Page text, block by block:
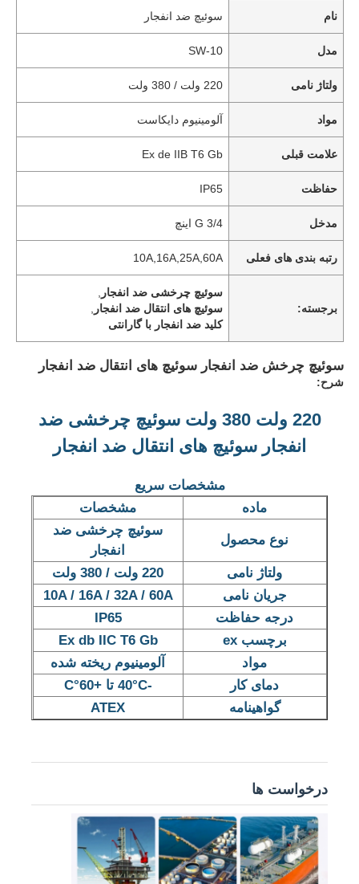
محصولات
دربارهی ما
نام سوئیچ ضد انفجار
مدل SW-10
ولتاژ نامی 220 ولت / 380 ولت
مواد آلومینیوم دایکاست
علامت قبلی Ex de IIB T6 Gb
حفاظت IP65
مدخل G 3/4 اینچ
رتبه بندی های فعلی 10A,16A,25A,60A
برجسته:
سوئیچ چرخشی ضد انفجار
سوئیچ های انتقال ضد انفجار
کلید ضد انفجار با گارانتی
سوئیچ چرخش ضد انفجار سوئیچ های انتقال ضد انفجار
شرح:
220 ولت 380 ولت سوئیچ چرخشی ضد
انفجار سوئیچ های انتقال ضد انفجار
مشخصات سریع
ماده
مشخصات
نوع محصول
سوئیچ چرخشی ضد
انفجار
ولتاژ نامی
220 ولت / 380 ولت
جریان نامی
10A / 16A / 32A / 60A
درجه حفاظت
IP65
برچسب ex
Ex db IIC T6 Gb
مواد
آلومینیوم ریخته شده
دمای کار
-40°C تا +60°C
گواهینامه
ATEX
درخواست ها